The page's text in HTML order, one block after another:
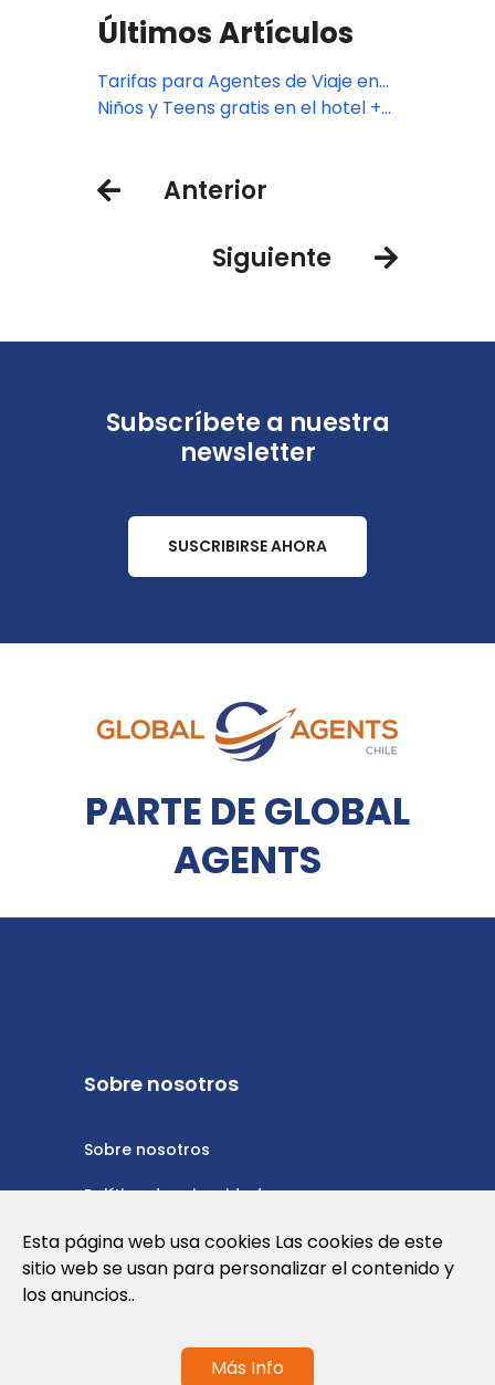
Últimos Artículos
Tarifas para Agentes de Viaje en
Hotel Xcaret México, Hotel Xcaret
Niños y Teens gratis en el hotel +
Anterior
Siguiente
Subscríbete a nuestra
newsletter
SUSCRIBIRSE AHORA
PARTE DE GLOBAL
AGENTS
Sobre nosotros
Sobre nosotros
Política de privacidad
Política de cookies
Nota Legal y Condiciones de Uso de la
Esta página web usa cookies Las cookies de este
sitio web se usan para personalizar el contenido y
los anuncios..
Más Info